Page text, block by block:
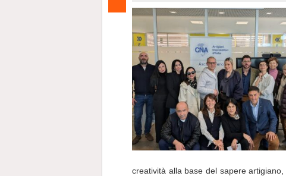
creatività alla base del sapere artigiano,